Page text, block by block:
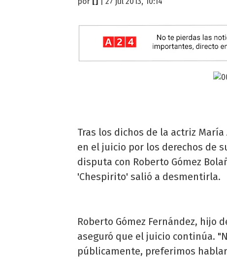
Tras los dichos de la actriz
en el juicio por los derechos de
disputa con Roberto Gómez
'Chespirito' salió a desmentirla.
Roberto Gómez Fernández, hijo
aseguró que el juicio continúa.
públicamente, preferimos